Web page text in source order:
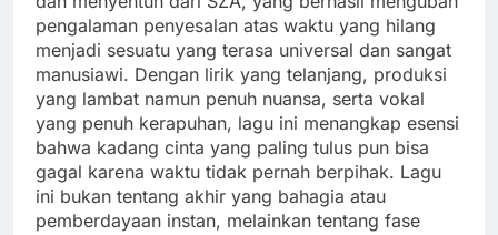
pengalaman penyesalan atas waktu yang hilang
menjadi sesuatu yang terasa universal dan sangat
manusiawi. Dengan lirik yang telanjang, produksi
yang lambat namun penuh nuansa, serta vokal
yang penuh kerapuhan, lagu ini menangkap esensi
bahwa kadang cinta yang paling tulus pun bisa
gagal karena waktu tidak pernah berpihak. Lagu
ini bukan tentang akhir yang bahagia atau
pemberdayaan instan, melainkan tentang fase